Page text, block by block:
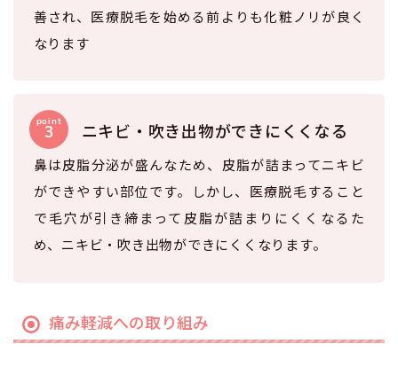
善され、医療脱毛を始める前よりも化粧ノリが良く
なります
ニキビ・吹き出物ができにくくなる
鼻は皮脂分泌が盛んなため、皮脂が詰まってニキビ
ができやすい部位です。しかし、医療脱毛すること
で毛穴が引き締まって皮脂が詰まりにくくなるた
め、ニキビ・吹き出物ができにくくなります。
痛み軽減への取り組み